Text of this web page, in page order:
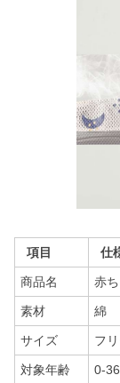
項目 仕
商品名 赤
素材 綿
サイズ フ
対象年齢 0-